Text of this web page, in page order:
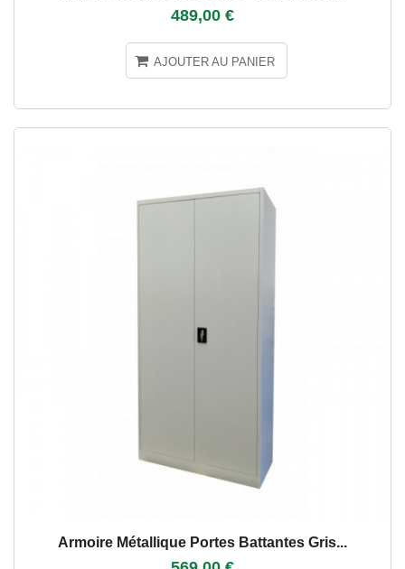
489,00 €
AJOUTER AU PANIER
Armoire Métallique Portes Battantes Gris...